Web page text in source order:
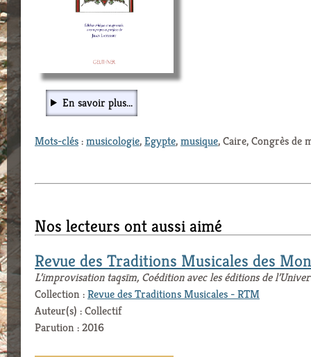
En savoir plus...
Mots-clés:musicologie,Egypte,musique, Caire, Congrès de
Nos lecteurs ont aussi aimé
Revue des Traditions Musicales des
L’improvisation taqsīm, Coédition avec les éditions de
Collection :Revue des Traditions Musicales - RTM
Auteur(s) : Collectif
Parution : 2016